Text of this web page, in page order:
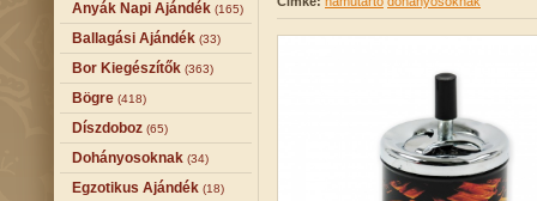
Anyák Napi Ajándék (165)
Ballagási Ajándék (33)
Bor Kiegészítők (363)
Bögre (418)
Díszdoboz (65)
Dohányosoknak (34)
Egzotikus Ajándék (18)